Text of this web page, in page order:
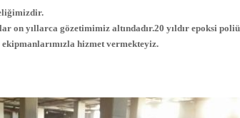
on yıllarca gözetimimiz altındadır.20 yıldır epoksi
hizmet vermekteyiz.